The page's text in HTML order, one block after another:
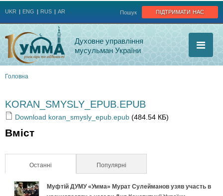
підтримати нас
Пошук
UKR ENG RUS AR
Духовне управління
мусульман України
тут
Головна
KORAN_SMYSLY_EPUB.EPUB
Download koran_smysly_epub.epub (484.54 КБ)
Вміст
Останні (активна вкладка)Популярні
Муфтій ДУМУ «Умма» Мурат Сулейманов узяв участь в